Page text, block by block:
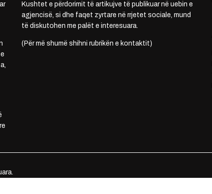
Kushtet e përdorimit të artikujve të publikuar në uebin e
agjencisë, si dhe faqet zyrtare në rrjetet sociale, mund
të diskutohen me palët e interesuara.
(Për më shumë shihni rubrikën e kontaktit)